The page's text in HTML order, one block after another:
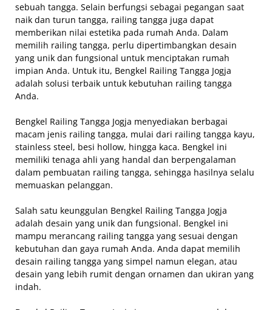
sebuah tangga. Selain berfungsi sebagai pegangan saat
naik dan turun tangga, railing tangga juga dapat
memberikan nilai estetika pada rumah Anda. Dalam
memilih railing tangga, perlu dipertimbangkan desain
yang unik dan fungsional untuk menciptakan rumah
impian Anda. Untuk itu, Bengkel Railing Tangga Jogja
adalah solusi terbaik untuk kebutuhan railing tangga
Anda.
Bengkel Railing Tangga Jogja menyediakan berbagai
macam jenis railing tangga, mulai dari railing tangga kayu,
stainless steel, besi hollow, hingga kaca. Bengkel ini
memiliki tenaga ahli yang handal dan berpengalaman
dalam pembuatan railing tangga, sehingga hasilnya selalu
memuaskan pelanggan.
Salah satu keunggulan Bengkel Railing Tangga Jogja
adalah desain yang unik dan fungsional. Bengkel ini
mampu merancang railing tangga yang sesuai dengan
kebutuhan dan gaya rumah Anda. Anda dapat memilih
desain railing tangga yang simpel namun elegan, atau
desain yang lebih rumit dengan ornamen dan ukiran yang
indah.